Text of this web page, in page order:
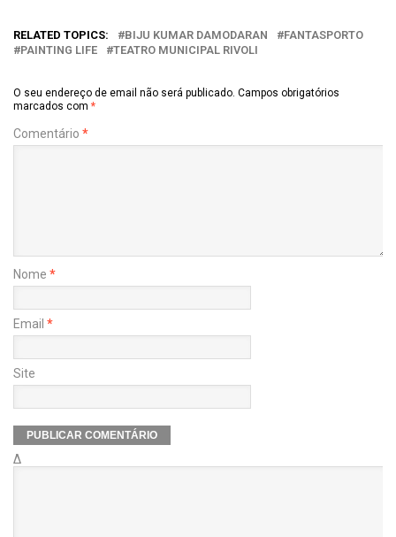
RELATED TOPICS: BIJU KUMAR DAMODARAN
FANTASPORTO
PAINTING LIFE
TEATRO MUNICIPAL RIVOLI
O seu endereço de email não será publicado. Campos obrigatórios
marcados com *
Comentário *
Nome *
Email *
Site
Δ